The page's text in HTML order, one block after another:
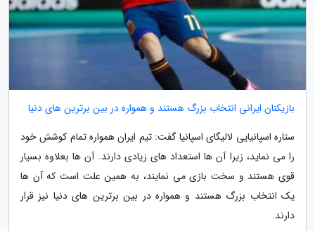
بازیکنان ایرانی انتخاب بزرگ هستند و همواره در بین برترین های دنیا
ستاره اسپانیایی لالیگای اسپانیا گفت: تیم ایران همواره تمام کوشش خود
را می نماید، زیرا آن ها استعداد های زیادی دارند. آن ها بعلاوه بسیار
قوی هستند و سخت بازی می نمایند، به همین علت است که آن ها
یک انتخاب بزرگ هستند و همواره در بین برترین های دنیا نیز قرار
دارند.